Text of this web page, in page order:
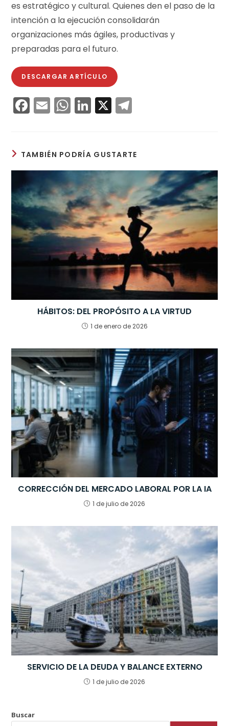
es estratégico y cultural. Quienes den el paso de la
intención a la ejecución consolidarán
organizaciones más ágiles, productivas y
preparadas para el futuro.
DESCARGAR ARTÍCULO
F
a
e
b
o
o
k
E
m
l
W
h
ts
A
p
p
Li
n
e
dI
n
X
gr
a
m
TAMBIÉN PODRÍA GUSTARTE
HÁBITOS: DEL PROPÓSITO A LA VIRTUD
1 de enero de 2026
CORRECCIÓN DEL MERCADO LABORAL POR LA IA
1 de julio de 2026
SERVICIO DE LA DEUDA Y BALANCE EXTERNO
1 de julio de 2026
Buscar